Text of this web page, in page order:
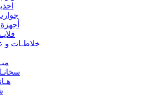
خلاطـات و